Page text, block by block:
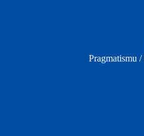
Pragmatismu